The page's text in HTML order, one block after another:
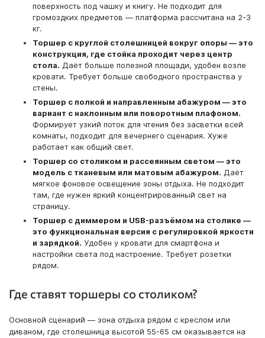
поверхность под чашку и книгу. Не подходит для
громоздких предметов — платформа рассчитана на 2-3
кг.
Торшер с круглой столешницей вокруг опоры — это
конструкция, где стойка проходит через центр
стола. Даёт больше полезной площади, удобен возле
кровати. Требует больше свободного пространства у
стены.
Торшер с полкой и направленным абажуром — это
вариант с наклонным или поворотным плафоном.
Формирует узкий поток для чтения без засветки всей
комнаты, подходит для вечернего сценария. Хуже
работает как общий свет.
Торшер со столиком и рассеянным светом — это
модель с тканевым или матовым абажуром. Даёт
мягкое фоновое освещение зоны отдыха. Не подходит
там, где нужен яркий концентрированный свет на
страницу.
Торшер с диммером и USB-разъёмом на столике —
это функциональная версия с регулировкой яркости
и зарядкой. Удобен у кровати для смартфона и
настройки света под настроение. Требует розетки
рядом.
Где ставят торшеры со столиком?
Основной сценарий — зона отдыха рядом с креслом или
диваном, где столешница высотой 55-65 см оказывается на